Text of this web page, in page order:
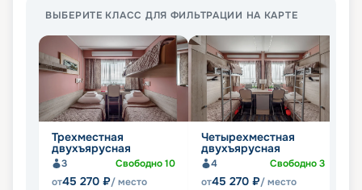
ВЫБЕРИТЕ КЛАСС ДЛЯ ФИЛЬТРАЦИИ НА КАРТЕ
Трехместная
двухъярусная
3 Свободно10
от45 270 ₽/ место
Четырехместная
двухъярусная
4 Свободно3
от45 270 ₽/ место